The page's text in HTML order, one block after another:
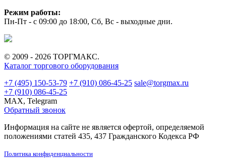
Режим работы:
Пн-Пт - с 09:00 до 18:00, Сб, Вс - выходные дни.
© 2009 - 2026 ТОРГМАКС.
Каталог торгового оборудования
+7 (495) 150-53-79 +7 (910) 086-45-25 sale@torgmax.ru
+7 (910) 086-45-25
MAX, Telegram
Обратный звонок
Информация на сайте не является офертой, определяемой
положениями статей 435, 437 Гражданского Кодекса РФ
Политика конфиденциальности